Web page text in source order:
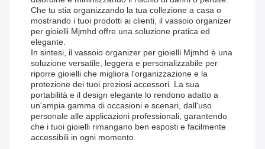
Che tu stia organizzando la tua collezione a casa o
mostrando i tuoi prodotti ai clienti, il vassoio organizer
per gioielli Mjmhd offre una soluzione pratica ed
elegante.
In sintesi, il vassoio organizer per gioielli Mjmhd è una
soluzione versatile, leggera e personalizzabile per
riporre gioielli che migliora l'organizzazione e la
protezione dei tuoi preziosi accessori. La sua
portabilità e il design elegante lo rendono adatto a
un'ampia gamma di occasioni e scenari, dall'uso
personale alle applicazioni professionali, garantendo
che i tuoi gioielli rimangano ben esposti e facilmente
accessibili in ogni momento.